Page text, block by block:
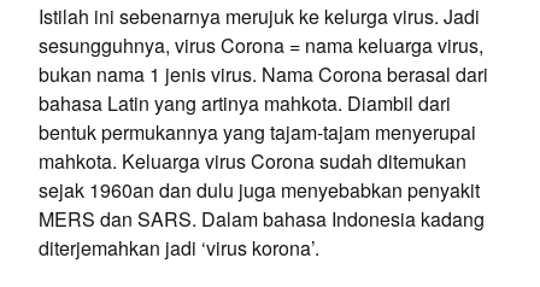
Istilah ini sebenarnya merujuk ke kelurga virus. Jadi
sesungguhnya, virus Corona = nama keluarga virus,
bukan nama 1 jenis virus. Nama Corona berasal dari
bahasa Latin yang artinya mahkota. Diambil dari
bentuk permukannya yang tajam-tajam menyerupai
mahkota. Keluarga virus Corona sudah ditemukan
sejak 1960an dan dulu juga menyebabkan penyakit
MERS dan SARS. Dalam bahasa Indonesia kadang
diterjemahkan jadi ‘virus korona’.